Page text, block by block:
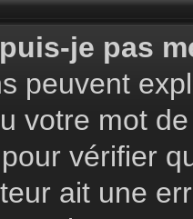
je pas
peuvent
votre mot
vérifier
ait une